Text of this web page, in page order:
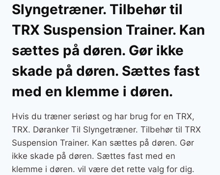
Slyngetræner. Tilbehør til
TRX Suspension Trainer. Kan
sættes på døren. Gør ikke
skade på døren. Sættes fast
med en klemme i døren.
Hvis du træner seriøst og har brug for en TRX,
TRX. Døranker Til Slyngetræner. Tilbehør til TRX
Suspension Trainer. Kan sættes på døren. Gør
ikke skade på døren. Sættes fast med en
klemme i døren. vil være det rette valg for dig.